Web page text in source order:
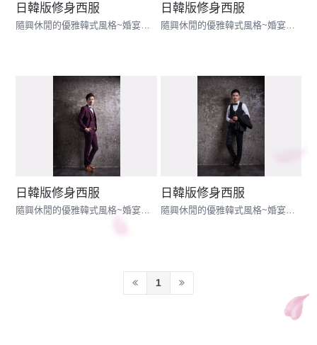
日韓版修身西服 日韓版修身西服
隨興休閒的優雅韓式風格~婚宴配搭的最佳範例
日韓版修身西服
隨興休閒的優雅韓式風格~婚宴配搭的最佳範例
日韓版修身西服
隨興休閒的優雅韓式風格~婚宴配搭的最佳範例
1